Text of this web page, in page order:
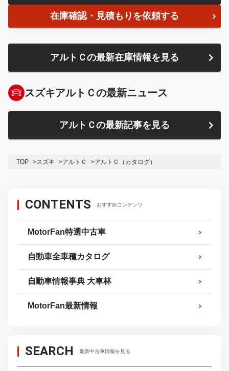
在庫確認・見積もりを依頼する
アルトＣの最新在庫情報を見る
スズキアルトＣの最新ニュース
アルトＣの最新記事を見る
TOP スズキ アルトＣ アルトＣ（カタログ）
CONTENTS おすすめコンテンツ
MotorFan特選中古車
自動車全車種カタログ
自動車情報事典 大車林
MotorFan最新情報
SEARCH 最新中古車情報を見る